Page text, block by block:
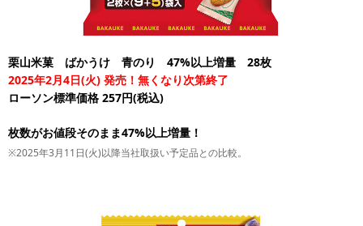
栗山米菓 ばかうけ 青のり 47%以上増量 28枚
2025年2月4日(火) 発売！無くなり次第終了
ローソン標準価格 257円(税込)
枚数がお値段そのまま47%以上増量！
※2025年3月11日(火)以降当社取扱い予定品との比較。